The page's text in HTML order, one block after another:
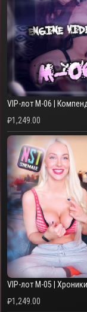
VIP-лот M-06 |
₽1,249.00
VIP-лот M-05 |
₽1,249.00